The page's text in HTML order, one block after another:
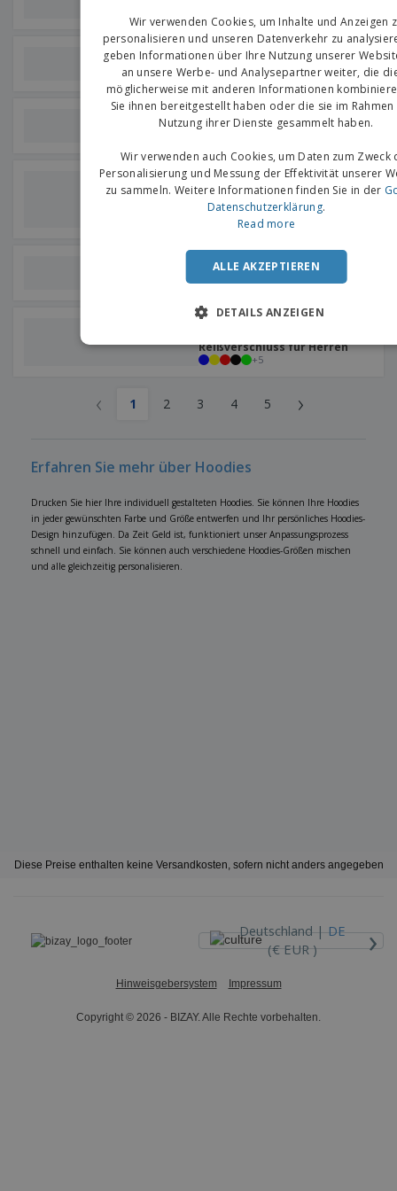
SOL'S | Kontrastgefütterte
Kapuzenjacke für Damen
Kariban | Damen-Sweatjacke
mit Kapuze
Tee Jays | Modischer
Kapuzenmantel mit
durchgehendem
Reißverschluss
B&C | Hero Pro Arbeitshemd
aus weichem Stoff
Gildan | Heavy Blend
Reißverschluss für Herren
+5
‹ 1 2 3 4 5 ›
Erfahren Sie mehr über Hoodies
Drucken Sie hier Ihre individuell gestalteten Hoodies. Sie können Ihre Hoodies
in jeder gewünschten Farbe und Größe entwerfen und Ihr persönliches Hoodies-
Design hinzufügen. Da Zeit Geld ist, funktioniert unser Anpassungsprozess
schnell und einfach. Sie können auch verschiedene Hoodies-Größen mischen
und alle gleichzeitig personalisieren.
Diese Preise enthalten keine Versandkosten, sofern nicht anders angegeben
Deutschland |DE
(€ EUR )
›
Hinweisgebersystem Impressum
Copyright © 2026 - BIZAY. Alle Rechte vorbehalten.
Wir verwenden Cookies, um Inhalte und Anzeigen
personalisieren und unseren Datenverkehr zu
geben Informationen über Ihre Nutzung unserer
an unsere Werbe- und Analysepartner weiter, die
möglicherweise mit anderen Informationen
Sie ihnen bereitgestellt haben oder die sie im
Nutzung ihrer Dienste gesammelt haben.
Wir verwenden auch Cookies, um Daten zum Zweck
Personalisierung und Messung der Effektivität unserer
zu sammeln. Weitere Informationen finden Sie in der
Datenschutzerklärung.
Read more
ALLE AKZEPTIEREN
DETAILS ANZEIGEN